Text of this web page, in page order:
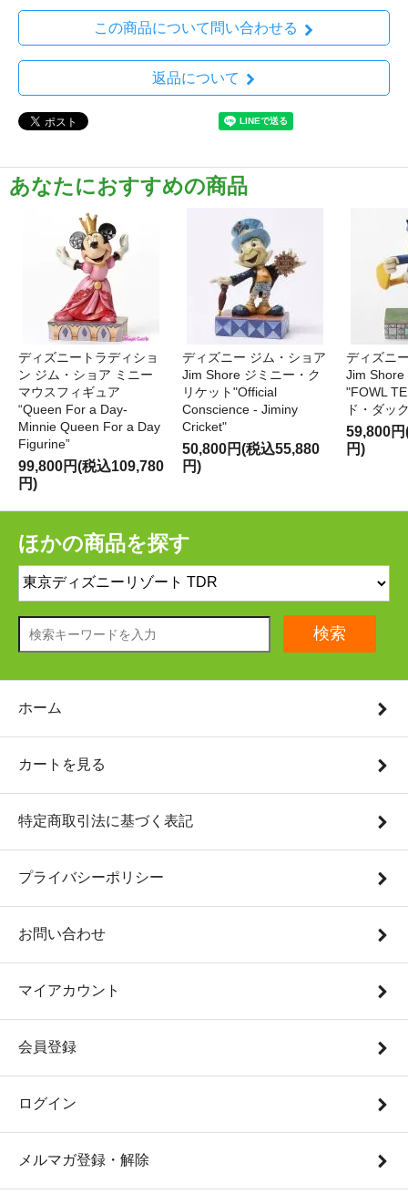
この商品について問い合わせる
返品について
あなたにおすすめの商品
ディズニートラディショ
ン ジム・ショア ミニー
マウスフィギュア
“Queen For a Day-
Minnie Queen For a Day
Figurine”
99,800円(税込109,780
円)
ディズニー ジム・ショア
Jim Shore ジミニー・ク
リケット"Official
Conscience - Jiminy
Cricket"
50,800円(税込55,880
円)
ディズニ
Jim Shore
"FOWL
ド・ダッ
59,800
円)
ほかの商品を探す
検索
ホーム
カートを見る
特定商取引法に基づく表記
プライバシーポリシー
お問い合わせ
マイアカウント
会員登録
ログイン
メルマガ登録・解除